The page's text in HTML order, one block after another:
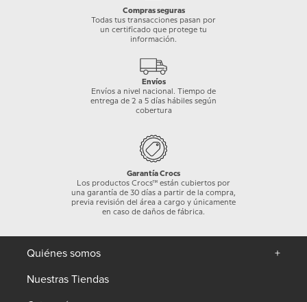
Compras seguras
Todas tus transacciones pasan por
un certificado que protege tu
información.
Envíos
Envíos a nivel nacional. Tiempo de
entrega de 2 a 5 días hábiles según
cobertura
Garantía Crocs
Los productos Crocs™ están cubiertos por
una garantía de 30 días a partir de la compra,
previa revisión del área a cargo y únicamente
en caso de daños de fábrica.
Quiénes somos
+
Nuestras Tiendas